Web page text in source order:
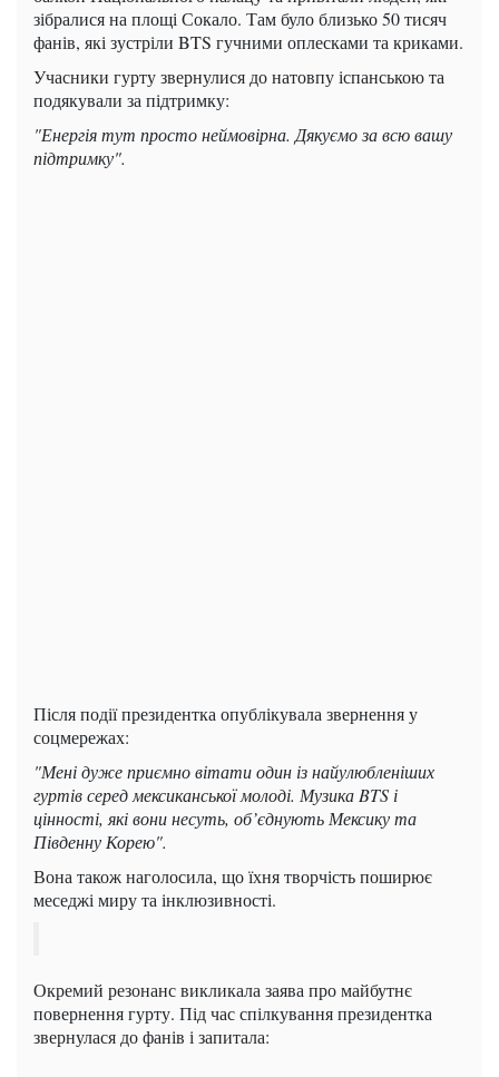
зібралися на площі Сокало. Там було близько 50 тисяч
фанів, які зустріли BTS гучними оплесками та криками.
Учасники гурту звернулися до натовпу іспанською та
подякували за підтримку:
"Енергія тут просто неймовірна. Дякуємо за всю вашу
підтримку".
Після події президентка опублікувала звернення у
соцмережах:
"Мені дуже приємно вітати один із найулюбленіших
гуртів серед мексиканської молоді. Музика BTS і
цінності, які вони несуть, об’єднують Мексику та
Південну Корею".
Вона також наголосила, що їхня творчість поширює
меседжі миру та інклюзивності.
Окремий резонанс викликала заява про майбутнє
повернення гурту. Під час спілкування президентка
звернулася до фанів і запитала: